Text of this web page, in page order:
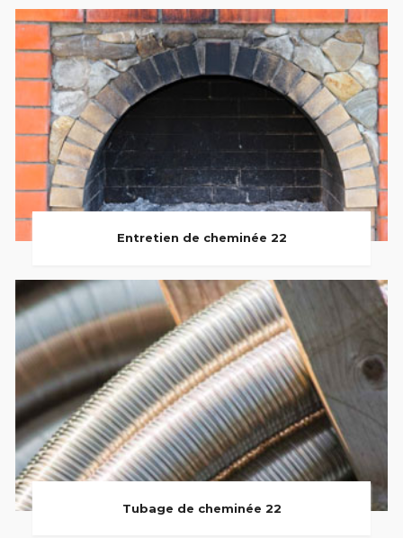
Entretien de cheminée 22
Tubage de cheminée 22